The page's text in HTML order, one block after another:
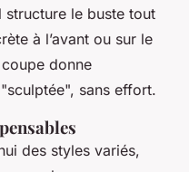
structure le buste tout
à l’avant ou sur le
donne
"sculptée", sans effort.
des styles variés,